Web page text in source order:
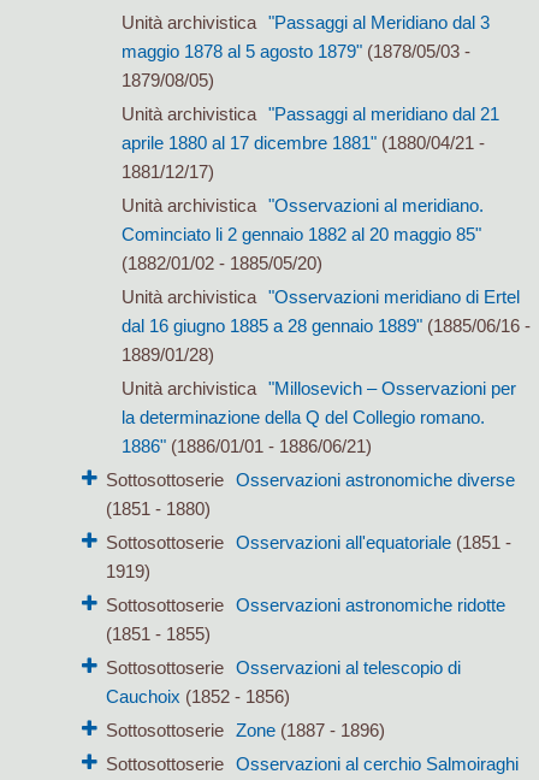
Unità archivistica "Passaggi al Meridiano dal 3
maggio 1878 al 5 agosto 1879"(1878/05/03 -
1879/08/05)
Unità archivistica "Passaggi al meridiano dal 21
aprile 1880 al 17 dicembre 1881"(1880/04/21 -
1881/12/17)
Unità archivistica "Osservazioni al meridiano.
Cominciato li 2 gennaio 1882 al 20 maggio 85"
(1882/01/02 - 1885/05/20)
Unità archivistica "Osservazioni meridiano di Ertel
dal 16 giugno 1885 a 28 gennaio 1889"(1885/06/16 -
1889/01/28)
Unità archivistica "Millosevich – Osservazioni per
la determinazione della Q del Collegio romano.
1886"(1886/01/01 - 1886/06/21)
Sottosottoserie
Osservazioni astronomiche diverse
(1851 - 1880)
Sottosottoserie
Osservazioni all'equatoriale(1851 -
1919)
Sottosottoserie
Osservazioni astronomiche ridotte
(1851 - 1855)
Sottosottoserie
Osservazioni al telescopio di
Cauchoix (1852 - 1856)
Sottosottoserie
Zone(1887 - 1896)
Sottosottoserie
Osservazioni al cerchio Salmoiraghi